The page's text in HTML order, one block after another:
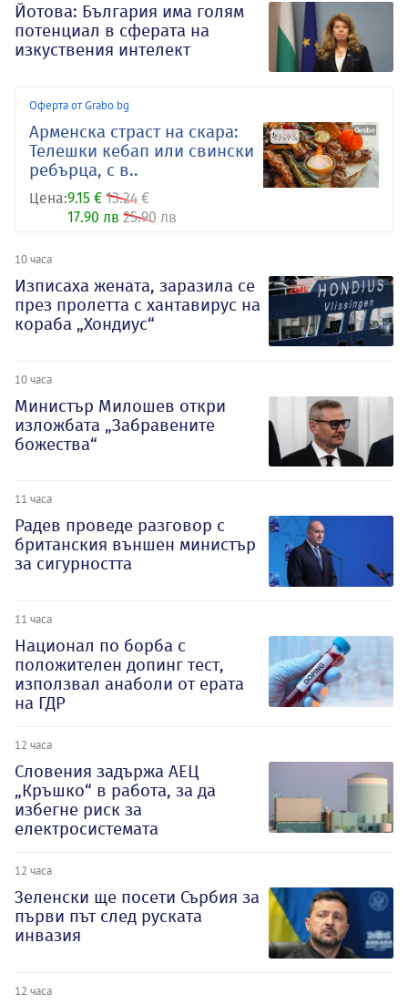
Йотова: България има голям
потенциал в сферата на
изкуствения интелект
Оферта от Grabo.bg
Арменска страст на скара:
Телешки кебап или свински
ребърца, с в..
Цена:9.15 € 13.24 €
17.90 лв 25.90 лв
10 часа
Изписаха жената, заразила се
през пролетта с хантавирус на
кораба „Хондиус“
10 часа
Министър Милошев откри
изложбата „Забравените
божества“
11 часа
Радев проведе разговор с
британския външен министър
за сигурността
11 часа
Национал по борба с
положителен допинг тест,
използвал анаболи от ерата
на ГДР
12 часа
Словения задържа АЕЦ
„Кръшко“ в работа, за да
избегне риск за
електросистемата
12 часа
Зеленски ще посети Сърбия за
първи път след руската
инвазия
12 часа